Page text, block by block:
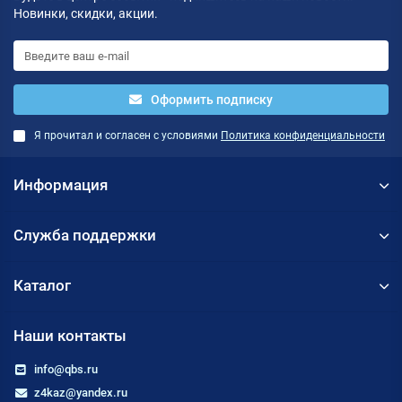
Новинки, скидки, акции.
Оформить подписку
Я прочитал и согласен с условиями Политика конфиденциальности
Информация
Служба поддержки
Каталог
Наши контакты
info@qbs.ru
z4kaz@yandex.ru